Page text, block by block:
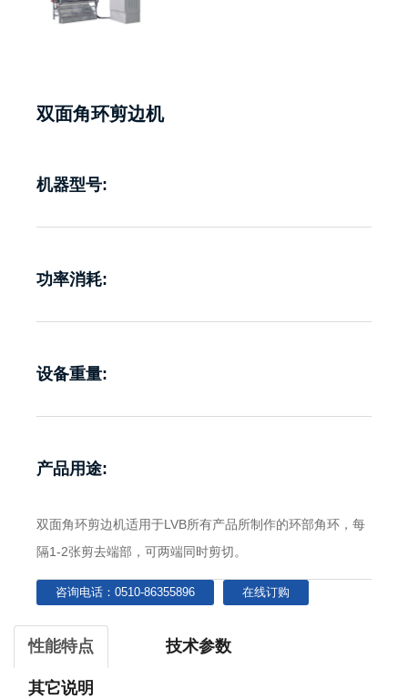
双面角环剪边机
机器型号:
功率消耗:
设备重量:
产品用途:
双面角环剪边机适用于LVB所有产品所制作的环部角环，每
隔1-2张剪去端部，可两端同时剪切。
咨询电话：0510-86355896 在线订购
性能特点 技术参数
其它说明